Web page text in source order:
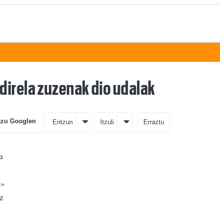
zuzenak dio udalak
Googlen Entzun Itzuli Erraztu